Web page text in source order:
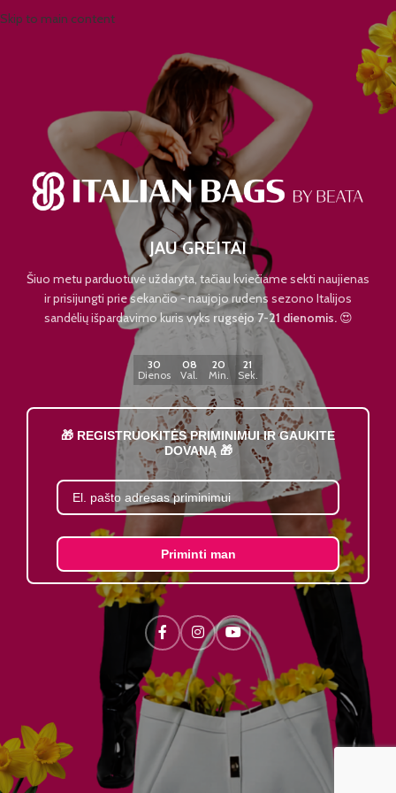
Skip to main content
JAU GREITAI
Šiuo metu parduotuvė uždaryta, tačiau kviečiame sekti naujienas
ir prisijungti prie sekančio - naujojo rudens sezono Italijos
sandėlių išpardavimo kuris vyks rugsėjo 7-21 dienomis.😍
30
Dienos
08
Val.
20
Min.
21
Sek.
🎁 REGISTRUOKITĖS PRIMINIMUI IR GAUKITE
DOVANĄ 🎁
Priminti man